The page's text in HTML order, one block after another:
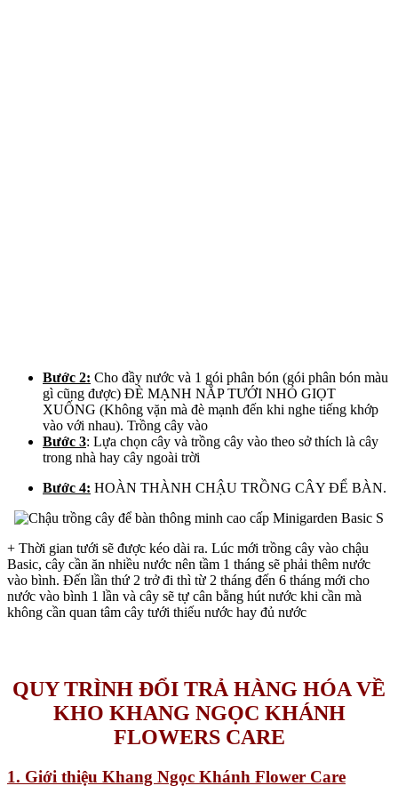
Bước 2: Cho đầy nước và 1 gói phân bón (gói phân bón màu
gì cũng được) ĐÈ MẠNH NẮP TƯỚI NHỎ GIỌT
XUỐNG (Không vặn mà đè mạnh đến khi nghe tiếng khớp
vào với nhau). Trồng cây vào
Bước 3: Lựa chọn cây và trồng cây vào theo sở thích là cây
trong nhà hay cây ngoài trời
Bước 4: HOÀN THÀNH CHẬU TRỒNG CÂY ĐỂ BÀN.
+ Thời gian tưới sẽ được kéo dài ra. Lúc mới trồng cây vào chậu
Basic, cây cần ăn nhiều nước nên tầm 1 tháng sẽ phải thêm nước
vào bình. Đến lần thứ 2 trở đi thì từ 2 tháng đến 6 tháng mới cho
nước vào bình 1 lần và cây sẽ tự cân bằng hút nước khi cần mà
không cần quan tâm cây tưới thiếu nước hay đủ nước
QUY TRÌNH ĐỔI TRẢ HÀNG HÓA VỀ
KHO KHANG NGỌC KHÁNH
FLOWERS CARE
1. Giới thiệu Khang Ngọc Khánh Flower Care